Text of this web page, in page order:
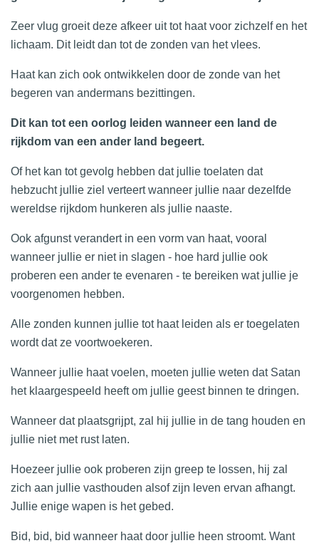
Zeer vlug groeit deze afkeer uit tot haat voor zichzelf en het
lichaam. Dit leidt dan tot de zonden van het vlees.
Haat kan zich ook ontwikkelen door de zonde van het
begeren van andermans bezittingen.
Dit kan tot een oorlog leiden wanneer een land de
rijkdom van een ander land begeert.
Of het kan tot gevolg hebben dat jullie toelaten dat
hebzucht jullie ziel verteert wanneer jullie naar dezelfde
wereldse rijkdom hunkeren als jullie naaste.
Ook afgunst verandert in een vorm van haat, vooral
wanneer jullie er niet in slagen - hoe hard jullie ook
proberen een ander te evenaren - te bereiken wat jullie je
voorgenomen hebben.
Alle zonden kunnen jullie tot haat leiden als er toegelaten
wordt dat ze voortwoekeren.
Wanneer jullie haat voelen, moeten jullie weten dat Satan
het klaargespeeld heeft om jullie geest binnen te dringen.
Wanneer dat plaatsgrijpt, zal hij jullie in de tang houden en
jullie niet met rust laten.
Hoezeer jullie ook proberen zijn greep te lossen, hij zal
zich aan jullie vasthouden alsof zijn leven ervan afhangt.
Jullie enige wapen is het gebed.
Bid, bid, bid wanneer haat door jullie heen stroomt. Want